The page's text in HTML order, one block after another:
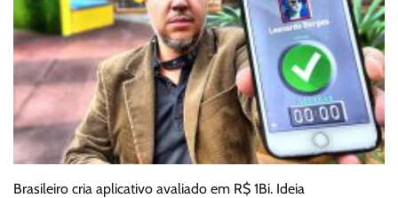
Brasileiro cria aplicativo avaliado em R$ 1Bi. Ideia